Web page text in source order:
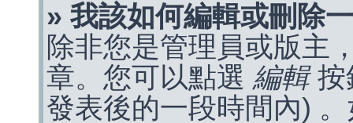
» 我該如何編輯或刪除
除非您是管理員或版主
章。您可以點選 編輯按
發表後的一段時間內)